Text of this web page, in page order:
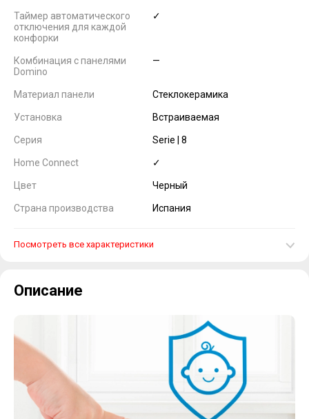
Таймер автоматического
отключения для каждой
конфорки
✓
Комбинация с панелями
Domino
—
Материал панели Cтеклокерамика
Установка Встраиваемая
Серия Serie | 8
Home Connect ✓
Цвет Черный
Страна производства Испания
Посмотреть все характеристики
Описание